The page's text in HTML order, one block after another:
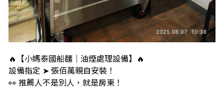
🔥【小媽泰國船麵｜油煙處理設備】🔥
設備指定 ➤ 張佰萬親自安裝！
👀 推薦人不是別人，就是房東！